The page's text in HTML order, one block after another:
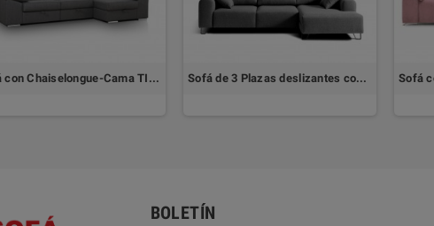
Sofá con Chaiselongue-Cama TIANJIN Sofá de 3 Plazas deslizantes con Chaiselongue SHANGHAI
BOLETÍN